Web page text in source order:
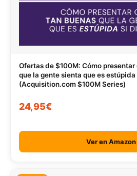
Ofertas de $100M: Cómo
que la gente sienta que es
(Acquisition.com $100M Series)
24,95€
Ver en